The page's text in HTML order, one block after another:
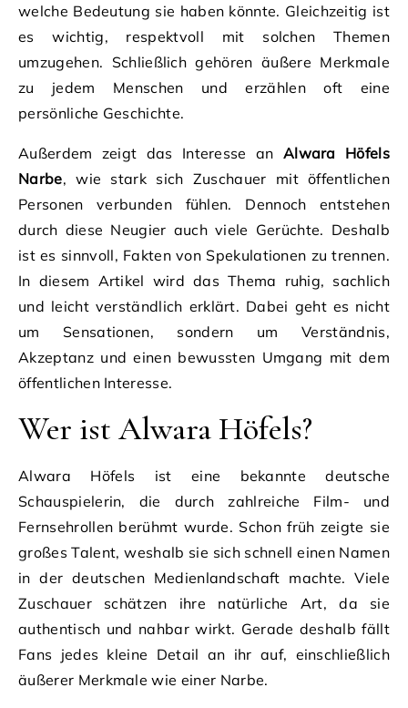
welche Bedeutung sie haben könnte. Gleichzeitig ist
es wichtig, respektvoll mit solchen Themen
umzugehen. Schließlich gehören äußere Merkmale
zu jedem Menschen und erzählen oft eine
persönliche Geschichte.
Außerdem zeigt das Interesse an Alwara Höfels
Narbe, wie stark sich Zuschauer mit öffentlichen
Personen verbunden fühlen. Dennoch entstehen
durch diese Neugier auch viele Gerüchte. Deshalb
ist es sinnvoll, Fakten von Spekulationen zu trennen.
In diesem Artikel wird das Thema ruhig, sachlich
und leicht verständlich erklärt. Dabei geht es nicht
um Sensationen, sondern um Verständnis,
Akzeptanz und einen bewussten Umgang mit dem
öffentlichen Interesse.
Wer ist Alwara Höfels?
Alwara Höfels ist eine bekannte deutsche
Schauspielerin, die durch zahlreiche Film- und
Fernsehrollen berühmt wurde. Schon früh zeigte sie
großes Talent, weshalb sie sich schnell einen Namen
in der deutschen Medienlandschaft machte. Viele
Zuschauer schätzen ihre natürliche Art, da sie
authentisch und nahbar wirkt. Gerade deshalb fällt
Fans jedes kleine Detail an ihr auf, einschließlich
äußerer Merkmale wie einer Narbe.